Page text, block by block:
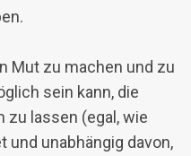
Mut zu machen und zu
sein kann, die
zu lassen (egal, wie
und unabhängig davon,